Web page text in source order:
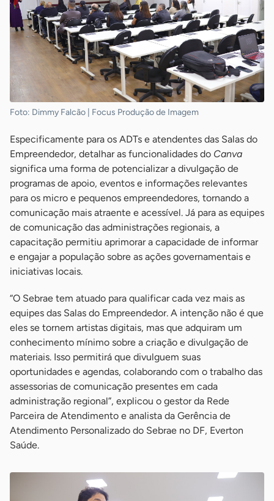
Foto: Dimmy Falcão | Focus Produção de Imagem
Especificamente para os ADTs e atendentes das Salas do
Empreendedor, detalhar as funcionalidades do Canva
significa uma forma de potencializar a divulgação de
programas de apoio, eventos e informações relevantes
para os micro e pequenos empreendedores, tornando a
comunicação mais atraente e acessível. Já para as equipes
de comunicação das administrações regionais, a
capacitação permitiu aprimorar a capacidade de informar
e engajar a população sobre as ações governamentais e
iniciativas locais.
“O Sebrae tem atuado para qualificar cada vez mais as
equipes das Salas do Empreendedor. A intenção não é que
eles se tornem artistas digitais, mas que adquiram um
conhecimento mínimo sobre a criação e divulgação de
materiais. Isso permitirá que divulguem suas
oportunidades e agendas, colaborando com o trabalho das
assessorias de comunicação presentes em cada
administração regional”, explicou o gestor da Rede
Parceira de Atendimento e analista da Gerência de
Atendimento Personalizado do Sebrae no DF, Everton
Saúde.